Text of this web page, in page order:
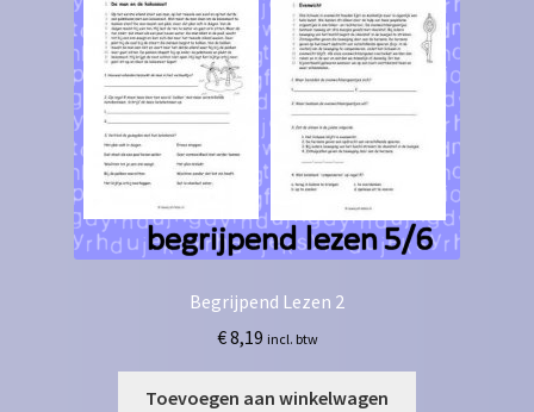
Begrijpend Lezen 2
€8,19 incl. btw
Toevoegen aan winkelwagen